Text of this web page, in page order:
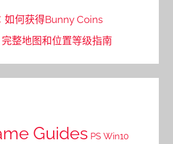
如何获得Bunny Coins
整地图和位置等级指南
Guides PS Win10